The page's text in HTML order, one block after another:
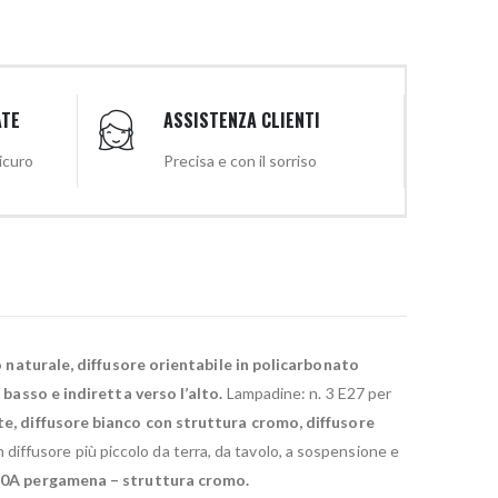
ASSISTENZA CLIENTI
Precisa e con il sorriso
diffusore orientabile in policarbonato
e indiretta verso l’alto. Lampadine: n. 3 E27 per
diffusore bianco con struttura cromo, diffusore
più piccolo da terra, da tavolo, a sospensione e
pergamena – struttura cromo.